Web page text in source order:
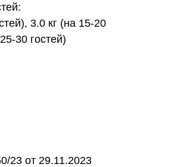
3.0 кг (на 15-20
30 гостей)
23 от 29.11.2023